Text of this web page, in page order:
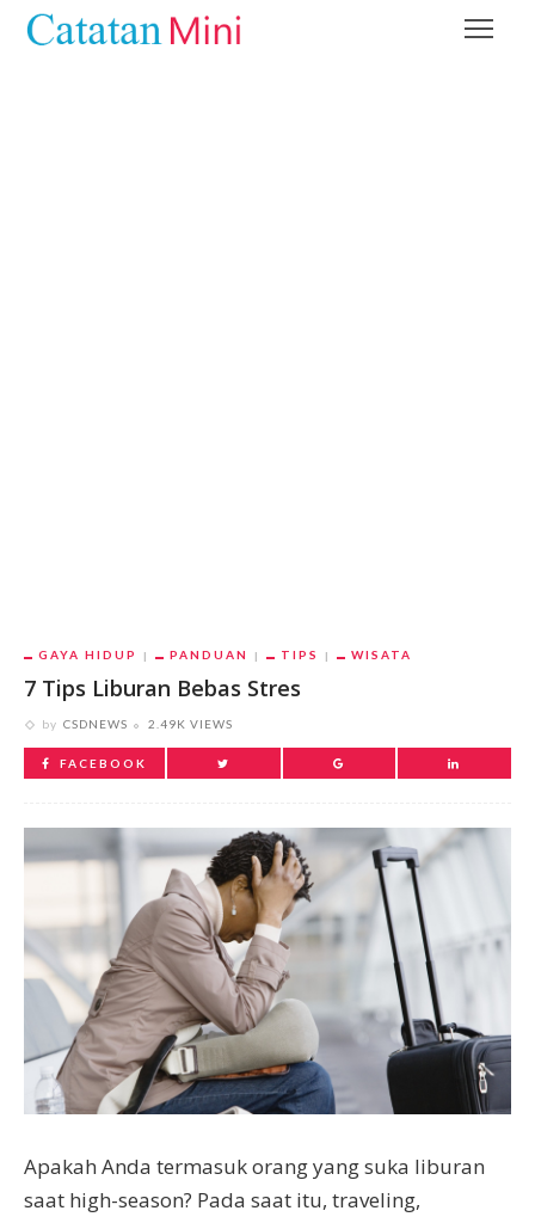
GAYA HIDUP PANDUAN TIPS WISATA
7 Tips Liburan Bebas Stres
by CSDNEWS 2.49K VIEWS
FACEBOOK
Apakah Anda termasuk orang yang suka liburan
saat high-season? Pada saat itu, traveling,